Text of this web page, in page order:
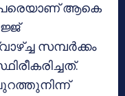
പേരെയാണ് ആകെ
സമ്പർക്കം